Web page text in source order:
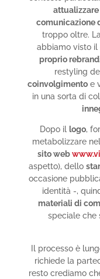
attualizzare
comunicazione
troppo oltre.
abbiamo visto il
proprio
restyling
coinvolgimentoe
in una sorta di
Dopo illogo,
metabolizzare
sito web
aspetto), dello
occasione
identità -,
materiali di
speciale che
Il processo è
richiede la
resto crediamo